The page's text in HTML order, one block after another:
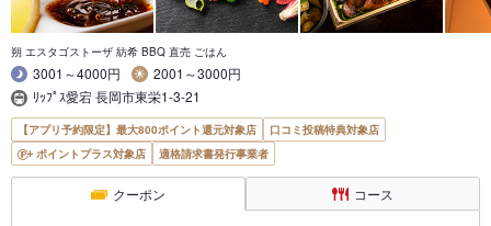
朔 エスタゴストーザ 紡希 BBQ 直売 ごはん
3001～4000円
2001～3000円
ﾘｯﾌﾟｽ愛宕 長岡市東栄1-3-21
【アプリ予約限定】最大800ポイント還元対象店
口コミ投稿特典対象店
ポイントプラス対象店
適格請求書発行事業者
クーポン コース